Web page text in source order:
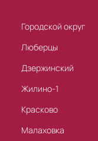
Городской округ
Люберцы
Дзержинский
Жилино-1
Красково
Малаховка